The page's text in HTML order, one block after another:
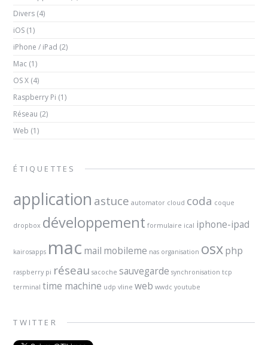
Divers (4)
iOS (1)
iPhone / iPad (2)
Mac (1)
OS X (4)
Raspberry Pi (1)
Réseau (2)
Web (1)
ÉTIQUETTES
application astuce automator cloud coda coque
dropbox développement formulaire ical iphone-ipad
kairosapps mac mail mobileme nas organisation osxphp
raspberry pi réseau sacoche sauvegarde synchronisation tcp
terminal time machine udp vline web wwdc youtube
TWITTER